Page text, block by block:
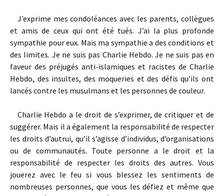
J’exprime mes condoléances avec les parents, collègues
et amis de ceux qui ont été tués. J’ai la plus profonde
sympathie pour eux. Mais ma sympathie a des conditions et
des limites. Je ne suis pas Charlie Hebdo. Je ne suis pas en
faveur des préjugés anti-islamiques et racistes de Charlie
Hebdo, des insultes, des moqueries et des défis qu’ils ont
lancés contre les musulmans et les personnes de couleur.
Charlie Hebdo a le droit de s’exprimer, de critiquer et de
suggérer. Mais il a également la responsabilité de respecter
les droits d’autrui, qu’il s’agisse d’individus, d’organisations
ou de communautés. Toute personne a le droit et la
responsabilité de respecter les droits des autres. Vous
jouerez avec le feu si vous blessez les sentiments de
nombreuses personnes, que vous les défiez et même que